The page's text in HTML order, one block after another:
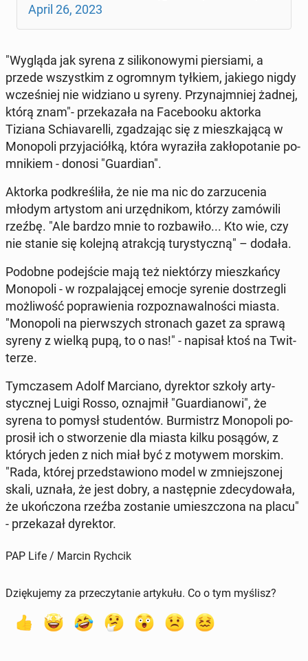
April 26, 2023
"Wygląda jak syrena z si­li­ko­no­wy­mi pier­sia­mi, a
przede wszyst­kim z ogrom­nym tyłkiem, jakiego nigdy
wcze­śniej nie wi­dzia­no u syreny. Przy­najm­niej żadnej,
którą znam"- prze­ka­za­ła na Fa­ce­bo­oku aktorka
Tiziana Schia­va­rel­li, zga­dza­jąc się z miesz­ka­ją­cą w
Mo­no­po­li przy­ja­ciół­ką, która wy­ra­zi­ła za­kło­po­ta­nie po­
mni­kiem - donosi "Gu­ar­dian".
Aktorka pod­kre­śli­ła, że nie ma nic do za­rzu­ce­nia
młodym ar­ty­stom ani urzęd­ni­kom, którzy za­mó­wi­li
rzeźbę. "Ale bardzo mnie to roz­ba­wi­ło... Kto wie, czy
nie stanie się kolejną atrak­cją tu­ry­stycz­ną" – dodała.
Podobne po­dej­ście mają też nie­któ­rzy miesz­kań­cy
Mo­no­po­li - w roz­pa­la­ją­cej emocje syrenie do­strze­gli
moż­li­wość po­pra­wie­nia roz­po­zna­wal­no­ści miasta.
"Mo­no­po­li na pierw­szych stro­nach gazet za sprawą
syreny z wielką pupą, to o nas!" - napisał ktoś na Twit­
te­rze.
Tym­cza­sem Adolf Mar­cia­no, dy­rek­tor szkoły ar­ty­
stycz­nej Luigi Rosso, oznaj­mił "Gu­ar­dia­no­wi", że
syrena to pomysł stu­den­tów. Bur­mistrz Mo­no­po­li po­
pro­sił ich o stwo­rze­nie dla miasta kilku posągów, z
których jeden z nich miał być z motywem morskim.
"Rada, której przed­sta­wio­no model w zmniej­szo­nej
skali, uznała, że jest dobry, a na­stęp­nie zde­cy­do­wa­ła,
że ukoń­czo­na rzeźba zo­sta­nie umiesz­czo­na na placu"
- prze­ka­zał dy­rek­tor.
PAP Life / Marcin Rychcik
Dziękujemy za przeczytanie artykułu. Co o tym myślisz?